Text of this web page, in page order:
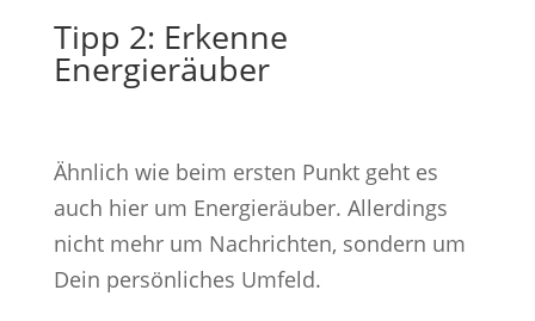
Tipp 2: Erkenne
Energieräuber
Ähnlich wie beim ersten Punkt geht es
auch hier um Energieräuber. Allerdings
nicht mehr um Nachrichten, sondern um
Dein persönliches Umfeld.